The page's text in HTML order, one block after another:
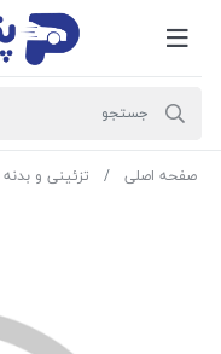
صفحه اصلی تزئینی و بدنه